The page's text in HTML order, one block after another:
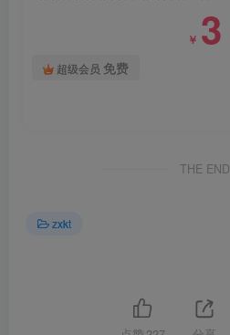
￥ 3
超级会员 免费
THE END
zxkt